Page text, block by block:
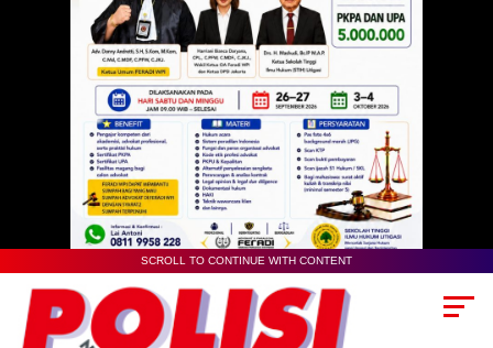
SCROLL TO CONTINUE WITH CONTENT